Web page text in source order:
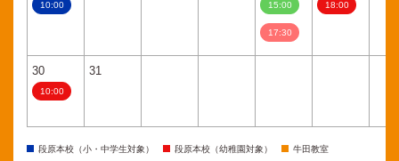
10:00 15:00
17:30
18:00
30
10:00
31
段原本校（小・中学生対象） 段原本校（幼稚園対象） 牛田教室